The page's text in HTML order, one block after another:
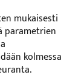
mukaisesti
parametrien
kolmessa